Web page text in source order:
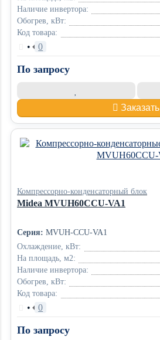
Наличие инвертора:
Обогрев, кВт:
Код товара:
• 0
По запросу
Заказать
Компрессорно-конденсаторный блок
Midea MVUH60CCU-VA1
Серия: MVUH-CCU-VA1
Охлаждение, кВт:
На площадь, м2:
Наличие инвертора:
Обогрев, кВт:
Код товара:
• 0
По запросу